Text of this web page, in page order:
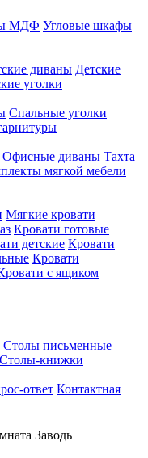
МДФ Угловые шкафы
диваны Детские
уголки
Спальные уголки
Офисные диваны Тахта
мягкой мебели
Мягкие кровати
Кровати готовые
детские Кровати
Кровати
с ящиком
Столы письменные
Столы-книжки
ответ Контактная
Заводь